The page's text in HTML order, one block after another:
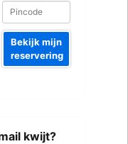
Bekijk mijn
reservering
kwijt?